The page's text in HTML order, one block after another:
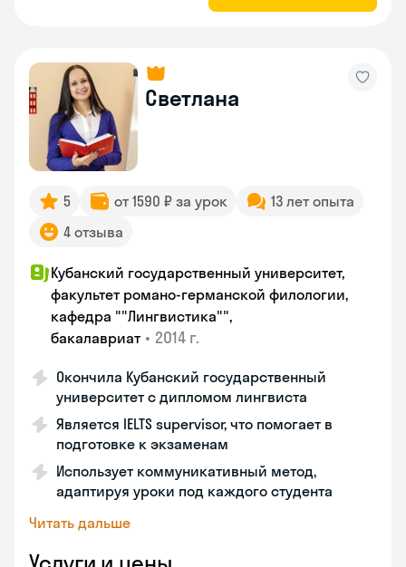
Светлана
5 от 1590 ₽ за урок
13 лет опыта
4 отзыва
Кубанский государственный университет,
факультет романо-германской филологии,
кафедра ""Лингвистика"",
бакалавриат • 2014 г.
Окончила Кубанский государственный
университет с дипломом лингвиста
Является IELTS supervisor, что помогает в
подготовке к экзаменам
Использует коммуникативный метод,
адаптируя уроки под каждого студента
Читать дальше